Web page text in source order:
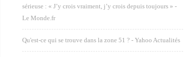
sérieuse : « J’y crois vraiment, j’y crois depuis toujours » -
Le Monde.fr
Qu'est-ce qui se trouve dans la zone 51 ? - Yahoo Actualités